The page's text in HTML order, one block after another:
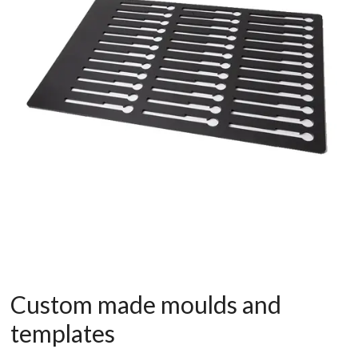
Custom made moulds and
templates